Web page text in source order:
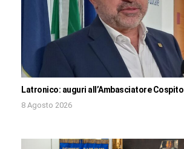
Latronico: auguri all’Ambasciatore Cospito
8 Agosto 2026